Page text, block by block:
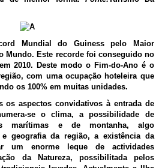
Mundial do Guiness pelo Maior
Mundo. Este recorde foi conseguido no
2010. Deste modo o Fim-do-Ano é o
com uma ocupação hoteleira que
os 100% em muitas unidades.
os aspectos convidativos à entrada de
se o clima, a possibilidade de
marítimas e de montanha, algo
geografia da região, a existência da
um enorme leque de actividades
da Natureza, possibilitada pelos